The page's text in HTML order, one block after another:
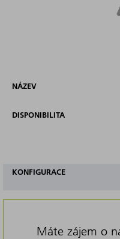
NÁZEV
DISPONIBILITA
KONFIGURACE
Máte zájem o